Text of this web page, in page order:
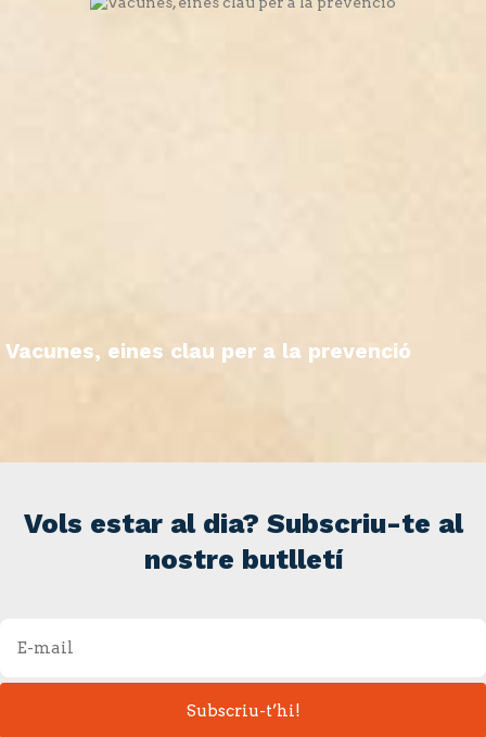
Vacunes, eines clau per a la prevenció
Vols estar al dia? Subscriu-te al
nostre butlletí